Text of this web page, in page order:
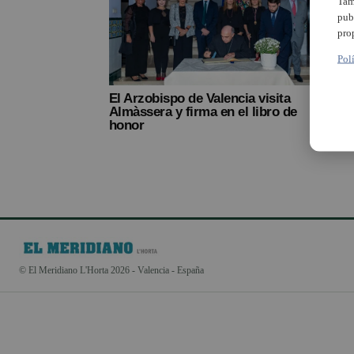
El Arzobispo de Valencia visita
Almàssera y firma en el libro de
honor
© El Meridiano L'Horta 2026 - Valencia - España